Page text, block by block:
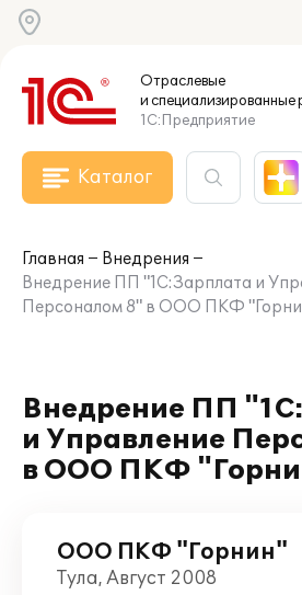
Отраслевые
и специализированные
1С:Предприятие
Каталог
Главная
Внедрения
Внедрение ПП "1С:Зарплата и
Персоналом 8" в ООО ПКФ
Внедрение ПП
и Управление
в ООО ПКФ
ООО ПКФ "Горнин"
Тула, Август 2008